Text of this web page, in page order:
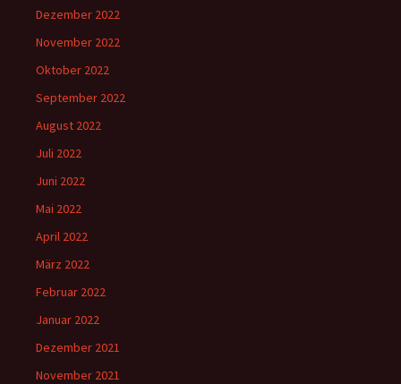
Dezember 2022
November 2022
Oktober 2022
September 2022
August 2022
Juli 2022
Juni 2022
Mai 2022
April 2022
März 2022
Februar 2022
Januar 2022
Dezember 2021
November 2021